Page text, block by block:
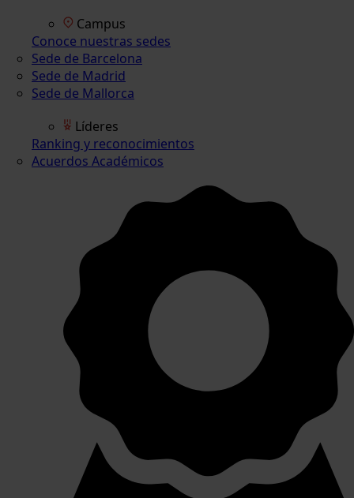
Campus
Conoce nuestras sedes
Sede de Barcelona
Sede de Madrid
Sede de Mallorca
Líderes
Ranking y reconocimientos
Acuerdos Académicos